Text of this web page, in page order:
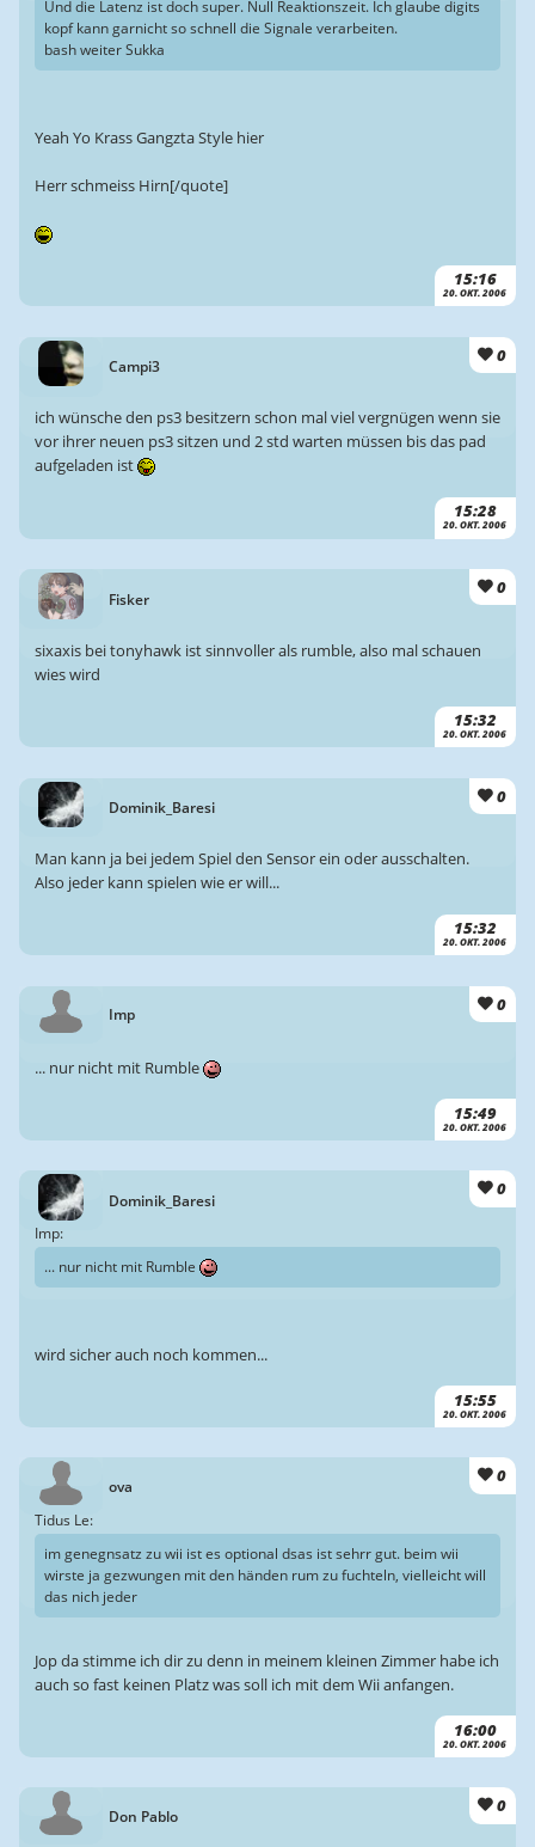
15:16
20. OKT. 2006
Und die Latenz ist doch super. Null Reaktionszeit. Ich glaube digits
kopf kann garnicht so schnell die Signale verarbeiten.
bash weiter Sukka
Yeah Yo Krass Gangzta Style hier
Herr schmeiss Hirn[/quote]
Campi3
0
15:28
20. OKT. 2006
ich wünsche den ps3 besitzern schon mal viel vergnügen wenn sie
vor ihrer neuen ps3 sitzen und 2 std warten müssen bis das pad
aufgeladen ist
Fisker
0
15:32
20. OKT. 2006
sixaxis bei tonyhawk ist sinnvoller als rumble, also mal schauen
wies wird
Dominik_Baresi
0
15:32
20. OKT. 2006
Man kann ja bei jedem Spiel den Sensor ein oder ausschalten.
Also jeder kann spielen wie er will...
Imp 0
15:49
20. OKT. 2006
... nur nicht mit Rumble
Dominik_Baresi
0
15:55
20. OKT. 2006
Imp:
... nur nicht mit Rumble
wird sicher auch noch kommen...
ova 0
16:00
20. OKT. 2006
Tidus Le:
im genegnsatz zu wii ist es optional dsas ist sehrr gut. beim wii
wirste ja gezwungen mit den händen rum zu fuchteln, vielleicht will
das nich jeder
Jop da stimme ich dir zu denn in meinem kleinen Zimmer habe ich
auch so fast keinen Platz was soll ich mit dem Wii anfangen.
Don Pablo 0